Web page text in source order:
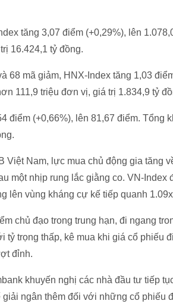
tăng 3,07 điểm (+0,29%), lên
16.424,1 tỷ đồng.
68 mã giảm, HNX-Index tăng 1,03
111,9 triệu đơn vị, giá trị 1.834,9 tỷ
điểm (+0,66%), lên 81,67 điểm.
Việt Nam, lực mua chủ động gia tăng
một nhịp rung lắc giằng co. VN-
lên vùng kháng cự kế tiếp quanh
chủ đạo trong trung hạn, đi ngang
tỷ trọng thấp, kê mua khi giá cổ phiếu
đỉnh.
khuyến nghị các nhà đầu tư tiếp
giải ngân thêm đối với những cổ phiếu